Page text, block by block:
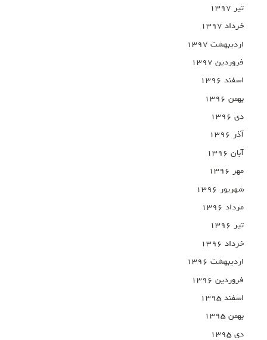
تیر ۱۳۹۷
خرداد ۱۳۹۷
اردیبهشت ۱۳۹۷
فروردین ۱۳۹۷
اسفند ۱۳۹۶
بهمن ۱۳۹۶
دی ۱۳۹۶
آذر ۱۳۹۶
آبان ۱۳۹۶
مهر ۱۳۹۶
شهریور ۱۳۹۶
مرداد ۱۳۹۶
تیر ۱۳۹۶
خرداد ۱۳۹۶
اردیبهشت ۱۳۹۶
فروردین ۱۳۹۶
اسفند ۱۳۹۵
بهمن ۱۳۹۵
دی ۱۳۹۵